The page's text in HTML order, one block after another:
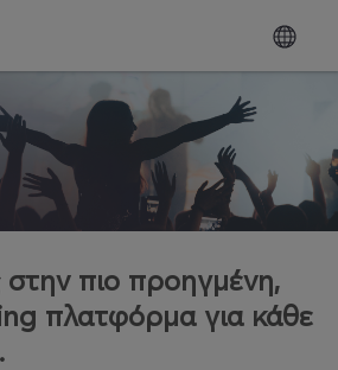
πιο προηγμένη,
πλατφόρμα για κάθε